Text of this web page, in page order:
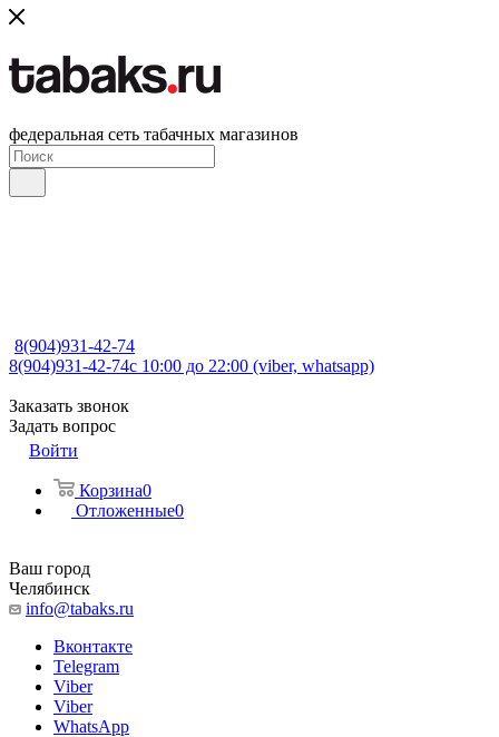
федеральная сеть табачных магазинов
8(904)931-42-74
8(904)931-42-74с 10:00 до 22:00 (viber, whatsapp)
Заказать звонок
Задать вопрос
Войти
Корзина0
Отложенные0
Ваш город
Челябинск
info@tabaks.ru
Вконтакте
Telegram
Viber
Viber
WhatsApp